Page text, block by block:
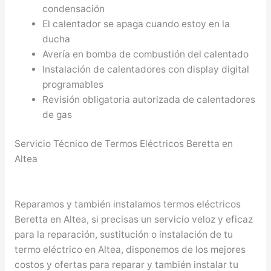
condensación
El calentador se apaga cuando estoy en la
ducha
Avería en bomba de combustión del calentado
Instalación de calentadores con display digital
programables
Revisión obligatoria autorizada de calentadores
de gas
Servicio Técnico de Termos Eléctricos Beretta en
Altea
Reparamos y también instalamos termos eléctricos
Beretta en Altea, si precisas un servicio veloz y eficaz
para la reparación, sustitución o instalación de tu
termo eléctrico en Altea, disponemos de los mejores
costos y ofertas para reparar y también instalar tu